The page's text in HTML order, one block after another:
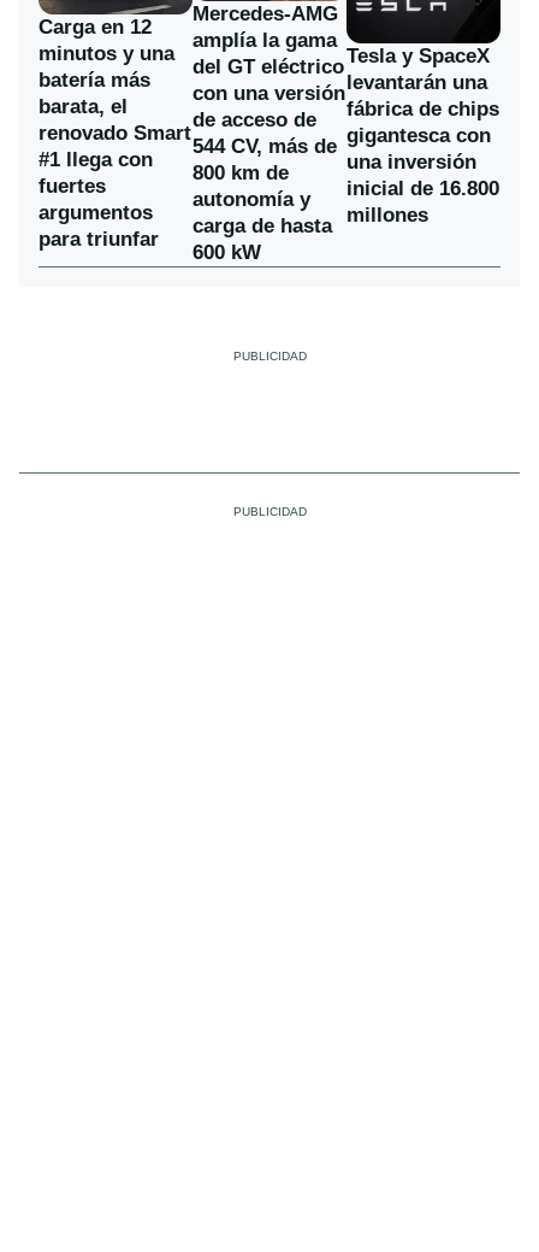
Carga en 12
minutos y una
batería más
barata, el
renovado Smart
#1 llega con
fuertes
argumentos
para triunfar
Mercedes-AMG
amplía la gama
del GT eléctrico
con una versión
de acceso de
544 CV, más de
800 km de
autonomía y
carga de hasta
600 kW
Tesla y SpaceX
levantarán una
fábrica de chips
gigantesca con
una inversión
inicial de 16.800
millones